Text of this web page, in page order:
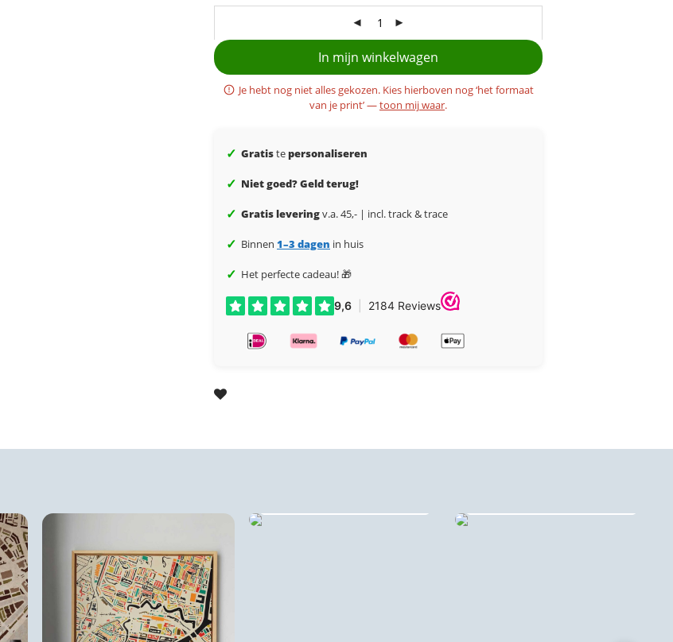
In mijn winkelwagen
Je hebt nog niet alles gekozen. Kies hierboven nog ‘het formaat
van je print’ —toon mij waar.
✓ Gratistepersonaliseren
✓ Niet goed? Geld terug!
✓ Gratis leveringv.a. 45,- | incl. track & trace
✓ Binnen 1–3 dagen in huis
✓ Het perfecte cadeau! 🎁